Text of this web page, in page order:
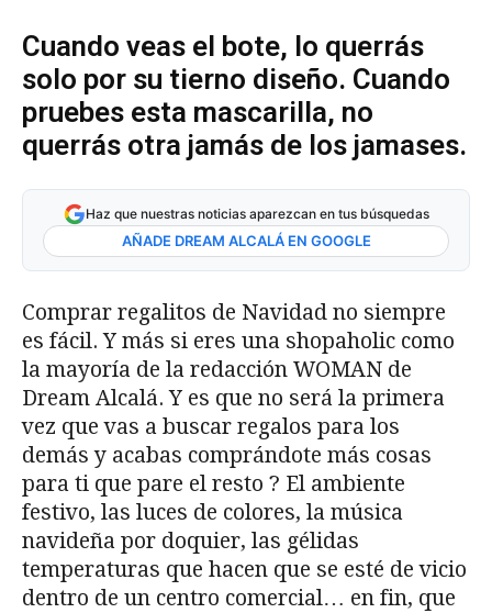
Cuando veas el bote, lo querrás
solo por su tierno diseño. Cuando
pruebes esta mascarilla, no
querrás otra jamás de los jamases.
Haz que nuestras noticias aparezcan en tus búsquedas
AÑADE DREAM ALCALÁ EN GOOGLE
Comprar regalitos de Navidad no siempre
es fácil. Y más si eres una shopaholic como
la mayoría de la redacción WOMAN de
Dream Alcalá. Y es que no será la primera
vez que vas a buscar regalos para los
demás y acabas comprándote más cosas
para ti que pare el resto ? El ambiente
festivo, las luces de colores, la música
navideña por doquier, las gélidas
temperaturas que hacen que se esté de vicio
dentro de un centro comercial… en fin, que